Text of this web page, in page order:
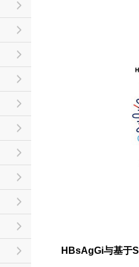
HBsAgGi与基于